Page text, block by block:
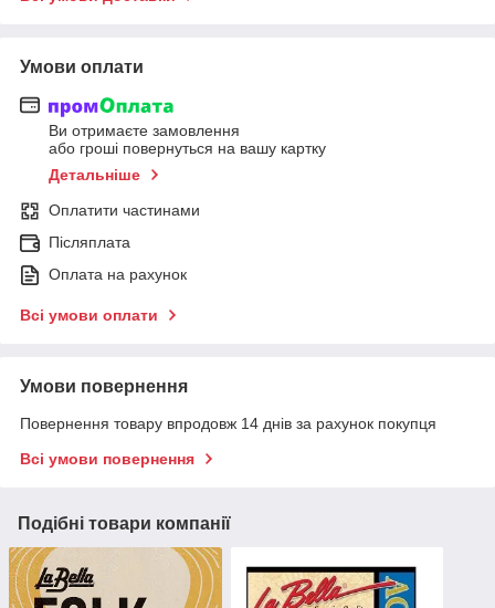
Умови оплати
Ви отримаєте замовлення
або гроші повернуться на вашу картку
Детальніше
Оплатити частинами
Післяплата
Оплата на рахунок
Всі умови оплати
Умови повернення
Повернення товару впродовж 14 днів за рахунок покупця
Всі умови повернення
Подібні товари компанії